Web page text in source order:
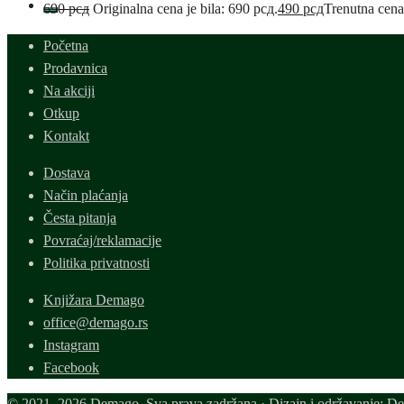
690рсд Originalna cena je bila: 690 рсд.490 рсдTrenutna
Početna
Prodavnica
Na akciji
Otkup
Kontakt
Dostava
Način plaćanja
Česta pitanja
Povraćaj/reklamacije
Politika privatnosti
Knjižara Demago
office@demago.rs
Instagram
Facebook